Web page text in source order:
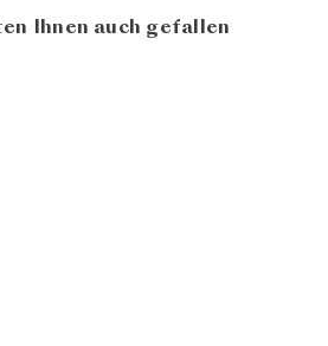
Ihnen auch gefallen